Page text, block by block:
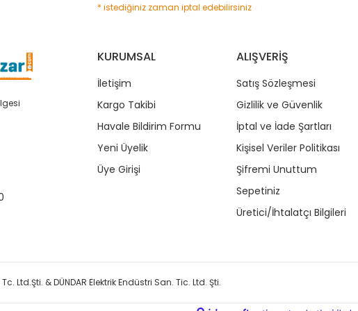
* istediğiniz zaman iptal edebilirsiniz
KURUMSAL
İletişim
Kargo Takibi
Havale Bildirim Formu
Yeni Üyelik
Üye Girişi
ALIŞVERİŞ
Satış Sözleşmesi
Gizlilik ve Güvenlik
İptal ve İade Şartları
Kişisel Veriler Politikası
Şifremi Unuttum
Sepetiniz
Üretici/İhtalatçı Bilgileri
Ltd.Şti. & DÜNDAR Elektrik Endüstri San. Tic. Ltd. Şti.